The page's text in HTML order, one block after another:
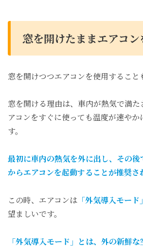
窓を開けたままエアコン
窓を開けつつエアコンを使用すること
窓を開ける理由は、車内が熱気で満
アコンをすぐに使っても温度が速や
す。
最初に車内の熱気を外に出し、その後
からエアコンを起動することが推奨さ
この時、エアコンは 「外気導入モード」
望ましいです。
「外気導入モード」とは、外の新鮮